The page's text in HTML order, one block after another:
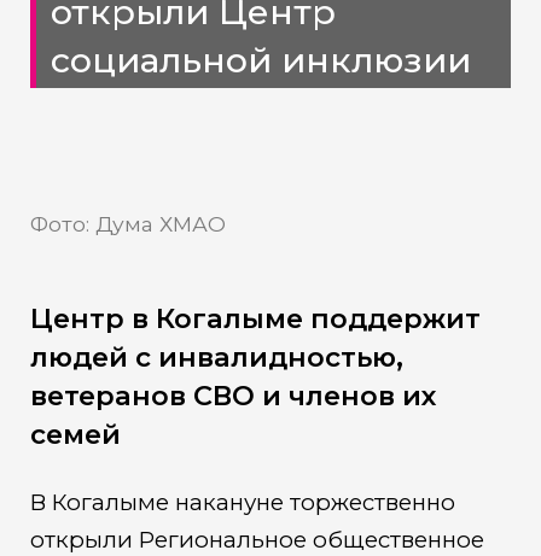
открыли Центр
социальной инклюзии
Фото: Дума ХМАО
Центр в Когалыме поддержит
людей с инвалидностью,
ветеранов СВО и членов их
семей
В Когалыме накануне торжественно
открыли Региональное общественное